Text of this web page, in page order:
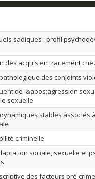
order
in descending order
sadiques : profil
des acquis en traitement
des conjoints
de l&apos;agression
sexuelle
stables associés
criminelle
sociale, sexuelle et
des facteurs pré-